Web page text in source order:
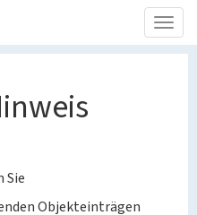
Sie
Objekteinträgen